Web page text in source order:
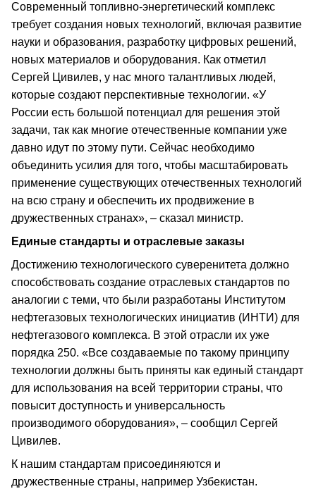
Современный топливно-энергетический комплекс
требует создания новых технологий, включая развитие
науки и образования, разработку цифровых решений,
новых материалов и оборудования. Как отметил
Сергей Цивилев, у нас много талантливых людей,
которые создают перспективные технологии. «У
России есть большой потенциал для решения этой
задачи, так как многие отечественные компании уже
давно идут по этому пути. Сейчас необходимо
объединить усилия для того, чтобы масштабировать
применение существующих отечественных технологий
на всю страну и обеспечить их продвижение в
дружественных странах», – сказал министр.
Единые стандарты и отраслевые заказы
Достижению технологического суверенитета должно
способствовать создание отраслевых стандартов по
аналогии с теми, что были разработаны Институтом
нефтегазовых технологических инициатив (ИНТИ) для
нефтегазового комплекса. В этой отрасли их уже
порядка 250. «Все создаваемые по такому принципу
технологии должны быть приняты как единый стандарт
для использования на всей территории страны, что
повысит доступность и универсальность
производимого оборудования», – сообщил Сергей
Цивилев.
К нашим стандартам присоединяются и
дружественные страны, например Узбекистан.